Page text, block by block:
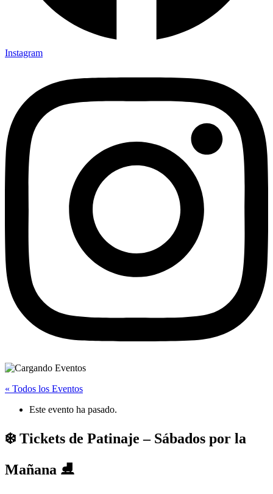
Instagram
« Todos los Eventos
Este evento ha pasado.
❄️ Tickets de Patinaje – Sábados por la
Mañana ⛸️